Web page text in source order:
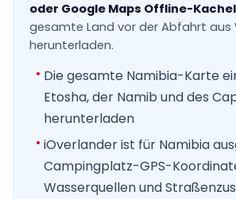
oder Google Maps Offline-
gesamte Land vor der Abfahrt aus
herunterladen.
Die gesamte Namibia-Karte
Etosha, der Namib und des
herunterladen
iOverlander ist für Namibia
Campingplatz-GPS-
Wasserquellen und